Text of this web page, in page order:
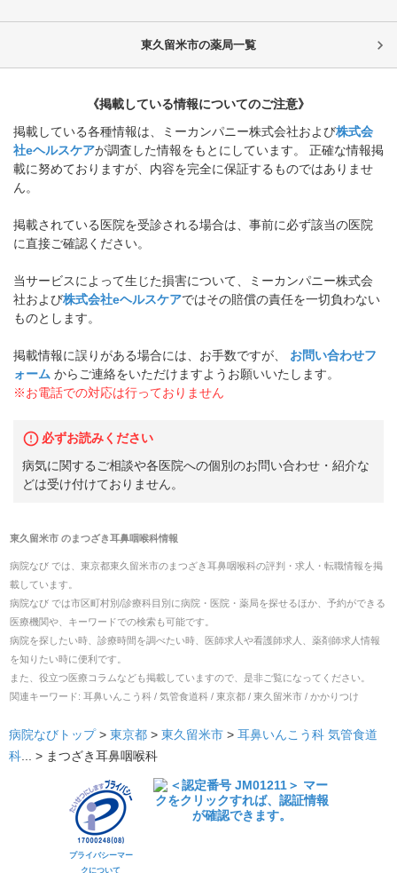
東久留米市の薬局一覧
《掲載している情報についてのご注意》
掲載している各種情報は、ミーカンパニー株式会社および株式会
社eヘルスケアが調査した情報をもとにしています。 正確な情報掲
載に努めておりますが、内容を完全に保証するものではありませ
ん。
掲載されている医院を受診される場合は、事前に必ず該当の医院
に直接ご確認ください。
当サービスによって生じた損害について、ミーカンパニー株式会
社および株式会社eヘルスケアではその賠償の責任を一切負わない
ものとします。
掲載情報に誤りがある場合には、お手数ですが、
お問い合わせフ
ォーム からご連絡をいただけますようお願いいたします。
※お電話での対応は行っておりません
必ずお読みください
病気に関するご相談や各医院への個別のお問い合わせ・紹介な
どは受け付けておりません。
東久留米市のまつざき耳鼻咽喉科情報
病院なび では、 東京都東久留米市のまつざき耳鼻咽喉科の評判・求人・転職情報を掲
載しています。
病院なび では市区町村別/診療科目別に病院・医院・薬局を探せるほか、予約ができる
医療機関や、キーワードでの検索も可能です。
病院を探したい時、診療時間を調べたい時、医師求人や看護師求人、薬剤師求人情報
を知りたい時に便利です。
また、役立つ医療コラムなども掲載していますので、是非ご覧になってください。
関連キーワード: 耳鼻いんこう科 / 気管食道科 / 東京都 / 東久留米市 / かかりつけ
病院なびトップ > 東京都 > 東久留米市 > 耳鼻いんこう科 気管食道
科... > まつざき耳鼻咽喉科
プライバシーマー
クについて